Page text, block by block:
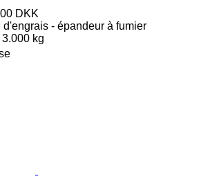
DKK
- épandeur à fumier
3.000 kg